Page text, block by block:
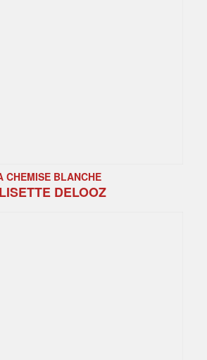
CHEMISE BLANCHE
LISETTE DELOOZ